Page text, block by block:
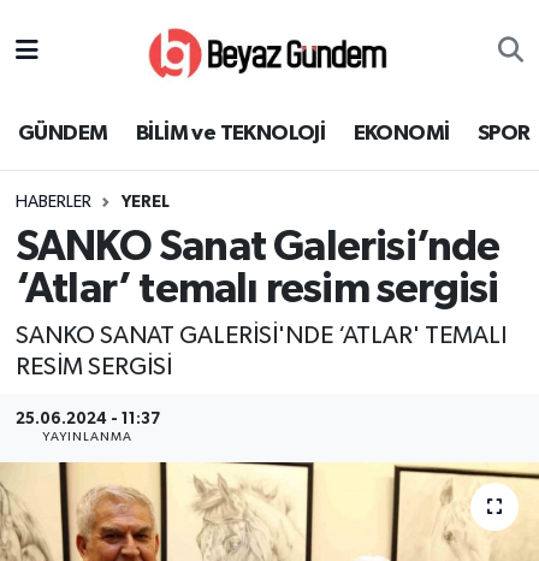
GÜNDEM BİLİM ve TEKNOLOJİ EKONOMİ SPOR
HABERLER YEREL
SANKO Sanat Galerisi’nde
‘Atlar’ temalı resim sergisi
SANKO SANAT GALERİSİ'NDE ‘ATLAR' TEMALI
RESİM SERGİSİ
25.06.2024 - 11:37
YAYINLANMA
EKONOMİ
SPOR
SAĞLIK
KÜLTÜR SANAT
MAGAZİN
Süper Lig Puan Durumu ve Fikstür
Tüm Manşetler
Son Dakika Haberleri